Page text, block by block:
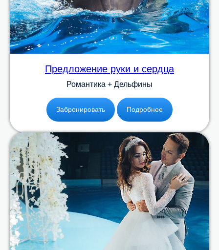
Предложение руки и сердца
Романтика + Дельфины
Забронировать Подробнее